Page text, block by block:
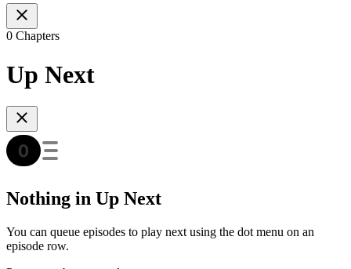
0 Chapters
Up Next
Nothing in Up Next
You can queue episodes to play next using the dot menu on an
episode row.